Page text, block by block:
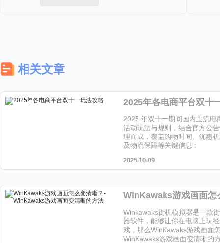
相关文章
2025年各电商平台双十
2025 年双十一期间国内主流电
活动玩法与规则，结合官方公
理而成，覆盖购物时间、优惠
及物流保障等关键信息：
2025-10-09
Winkawaks街机模拟器是一款
器软件，能够让你在电脑上玩
戏，那么WinKawaks游戏画面
WinKawaks游戏画面变清晰的